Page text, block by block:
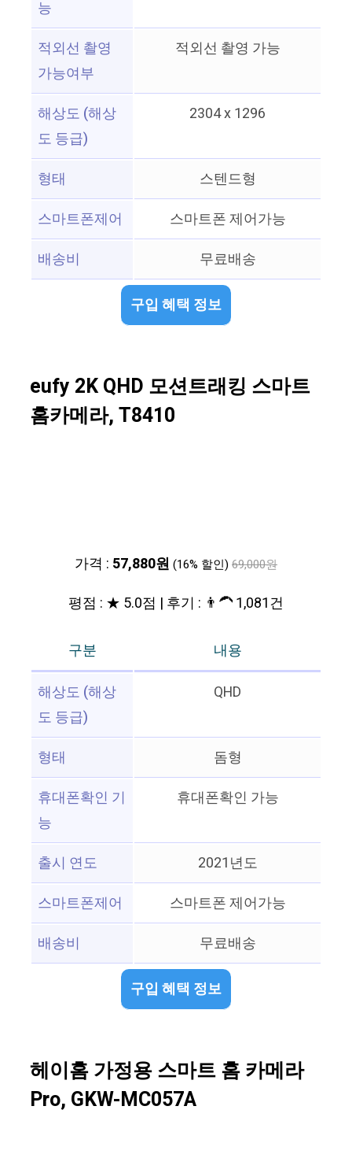
능
적외선 촬영
가능여부
적외선 촬영 가능
해상도 (해상
도 등급)
2304 x 1296
형태
스텐드형
스마트폰제어
스마트폰 제어가능
배송비
무료배송
구입 혜택 정보
eufy 2K QHD 모션트래킹 스마트
홈카메라, T8410
가격 : 57,880원 (16% 할인) 69,000원
평점 : ★ 5.0점 | 후기 : 👨‍🦱 1,081건
구분
내용
해상도 (해상
도 등급)
QHD
형태
돔형
휴대폰확인 기
능
휴대폰확인 가능
출시 연도
2021년도
스마트폰제어
스마트폰 제어가능
배송비
무료배송
구입 혜택 정보
헤이홈 가정용 스마트 홈 카메라
Pro, GKW-MC057A